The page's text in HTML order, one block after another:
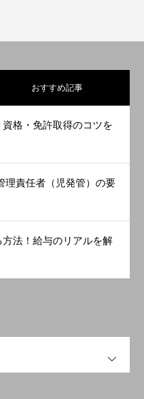
おすすめ記事
格・免許取得のコツを
理責任者（児発管）の要
法！給与のリアルを解